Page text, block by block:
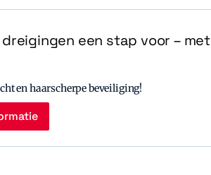
een stap voor – met
en haarscherpe beveiliging!